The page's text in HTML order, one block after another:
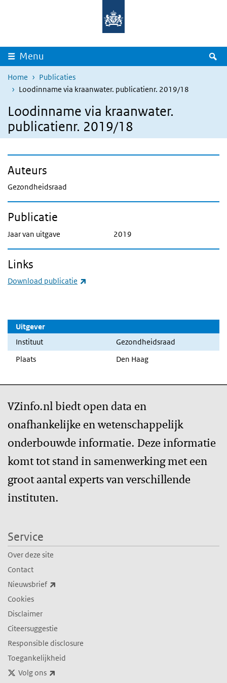
Overslaan en naar de inhoud gaan
Menu
Home
Publicaties
Loodinname via kraanwater. publicatienr. 2019/18
Loodinname via kraanwater.
publicatienr. 2019/18
Uitgever
Instituut
Gezondheidsraad
Plaats
Den Haag
Auteurs
Gezondheidsraad
Publicatie
Jaar van uitgave 2019
Links
Download publicatie
VZinfo.nl biedt open data en
onafhankelijke en wetenschappelijk
onderbouwde informatie. Deze informatie
komt tot stand in samenwerking met een
groot aantal experts van verschillende
instituten.
Service
Over deze site
Contact
Nieuwsbrief
Cookies
Disclaimer
Citeersuggestie
Responsible disclosure
Toegankelijkheid
Volg ons